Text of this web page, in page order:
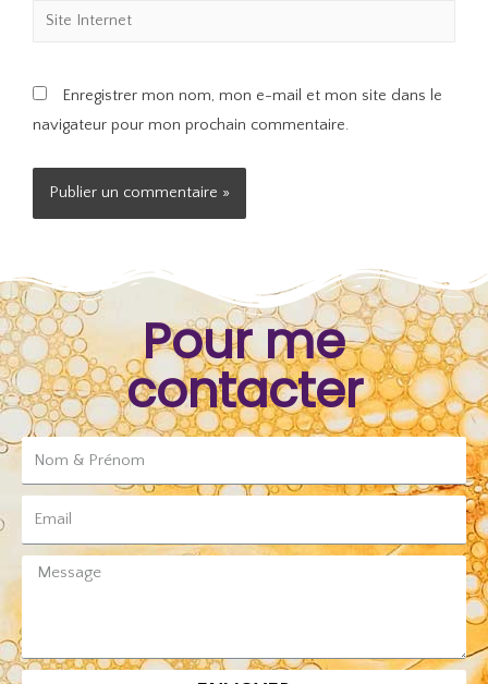
Enregistrer mon nom, mon e-mail et mon site dans le
navigateur pour mon prochain commentaire.
Pour me
contacter